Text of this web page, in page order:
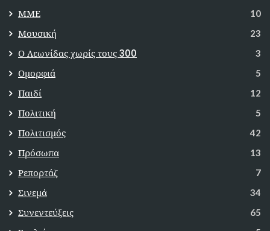
ΜΜΕ 10
Μουσική 23
Ο Λεωνίδας χωρίς τους 300 3
Ομορφιά 5
Παιδί 12
Πολιτική 5
Πολιτισμός 42
Πρόσωπα 13
Ρεπορτάζ 7
Σινεμά 34
Συνεντεύξεις 65